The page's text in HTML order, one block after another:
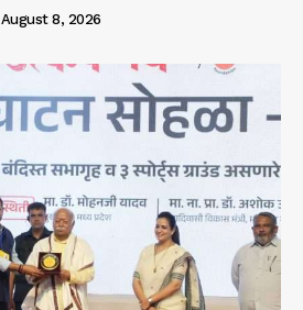
August 8, 2026